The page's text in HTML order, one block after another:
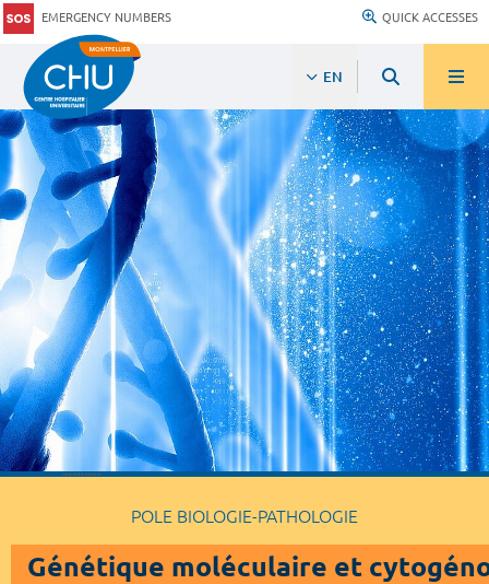
EMERGENCY NUMBERS QUICK ACCESSES
EN
POLE BIOLOGIE-PATHOLOGIE
Génétique moléculaire et